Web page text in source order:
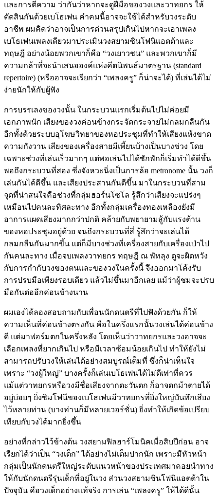
และการตีความ ว่ากันว่าหากจะดูฝีมือของวงและวาทยกร ให้
ตัดสินกันด้วยเบโธเฟน คำคมนี้อาจจะใช้ได้สำหรับวงระดับ
อาชีพ ผมคิดว่าอาจเป็นการด่วนสรุปเกินไปหากจะเอาเพลง
เบโธเฟนเพลงเดียวมาประเมินวงสยามซินโฟนิเเอตต้าและ
ทฤษฎี อย่างน้อยพวกเขาก็คือ “วงเยาวชน” และพวกเขาก็มี
ความกล้าที่จะนำเสนอองค์แห่งคีตนิพนธ์มาตรฐาน (standard
repertoire) (หรืออาจจะเรียกว่า “เพลงครู” ก็น่าจะได้) ที่เล่นได้ไม่
ง่ายนักให้กับผู้ฟัง
การบรรเลงของวงนั้น ในกระบวนแรกเริ่มต้นไปไม่ค่อยมี
เอกภาพนัก เสียงของวงค่อนข้างกระจัดกระจายไม่กลมกลืนกัน
อีกทั้งด้วยระบบอุโฆษวิทยาของหอประชุมที่ทำให้เสียงแห้งขาด
ความกังวาน เสียงของเครื่องสายมีเพี้ยนบ้างเป็นบางช่วง โดย
เฉพาะช่วงที่เล่นเร็วมากๆ แต่พอเล่นไปได้ซักพักก็เริ่มทำได้ดีขึ้น
พอถึงกระบวนที่สอง ซี่งจังหวะนิ่งเป็นการล้อ metronome นั้น วงก็
เล่นกันได้ดีขึ้น และเสียงประสานกันดีขึ้น มาในกระบวนที่สาม
จุดที่น่าสนใจคือช่วงที่กลุ่มฮอร์นโซโล รู้สึกว่าเสียงจะแปร่งๆ
เหมือนไปคนละทิศละทาง อีกทั้งกลุ่มเครื่องทองเหลืองยังมี
อาการแผดเสียงมากกว่าปกติ คล้ายกับพยายามสู้กับแรงต้าน
ของหอประชุมอยู่ด้วย จนถึงกระบวนที่สี่ รู้สึกว่าจะเล่นได้
กลมกลืนกันมากขึ้น แต่ก็มีบางช่วงที่เครื่องสายกับเครื่องเป่าไป
กันคนละทาง เมื่อจบเพลงวาทยกร ทฤษฎี ณ พัทลุง ดูจะผิดหวัง
กับการกำกับวงของตนและของวงในครั้งนี้ จึงออกมาโค้งรับ
การปรบมือเพียงรอบเดียว แล้วไม่ขึ้นมาอีกเลย แม้ว่าผู้ชมจะปรบ
มือกันต่ออีกค่อนข้างนาน
ผมเองได้ลองสอบถามกับเพื่อนนักดนตรีที่ไปฟังด้วยกัน ก็ให้
ความเห็นที่ค่อนข้างตรงกัน คือในครึ่งแรกนั้นวงเล่นได้ค่อนข้าง
ดี แต่มาฟอร์มตกในครึ่งหลัง โดยเห็นว่าวาทยกรและวงอาจจะ
เลือกเพลงที่ยากเกินไป หรือมีเวลาซ้อมน้อยเกินไป ทำให้ยังไม่
สามารถปรับวงให้เล่นได้อย่างสมบูรณ์เต็มที่ ซึ่งก็น่าเห็นใจ
เพราะ “วงผู้ใหญ่” บางครั้งก็เล่นเบโธเฟนได้ไม่ดีเท่าที่ควร
แม้แต่วาทยกรหรือวงมีชื่อเสียงจากตะวันตก ก็อาจตกม้าตายได้
อยู่บ่อยๆ ยิ่งซิมโฟนีของเบโธเฟนมีวาทยกรที่ยิ่งใหญ่บันทึกเสียง
ไว้หลายท่าน (บางท่านก็มีหลายเวอร์ชั่น) ยิ่งทำให้เกิดข้อเปรียบ
เทียบกับวงได้มากยิ่งขึ้น
อย่างที่กล่าวไว้ข้างต้น วงสยามฟิลฮาร์โมนิคเมื่อสิบปีก่อน อาจ
เรียกได้ว่าเป็น “วงเด็ก” ได้อย่างไม่เต็มปากนัก เพราะมีหัวหน้า
กลุ่มเป็นนักดนตรีใหญ่ระดับแนวหน้าของประเทศมาคอยนำทาง
ให้กับนักดนตรีรุ่นเด็กที่อยู่ในวง ส่วนวงสยามซินโฟนิแอตต้าใน
ปัจจุบัน คือวงเด็กอย่างแท้จริง การเล่น “เพลงครู” ให้ได้ดีนั้น